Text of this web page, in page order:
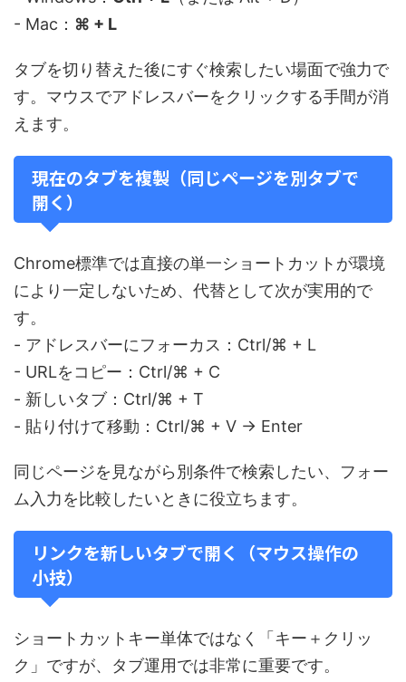
- Mac： ⌘ + L
タブを切り替えた後にすぐ検索したい場面で強力で
す。マウスでアドレスバーをクリックする手間が消
えます。
現在のタブを複製（同じページを別タブで
開く）
Chrome標準では直接の単一ショートカットが環境
により一定しないため、代替として次が実用的で
す。
- アドレスバーにフォーカス：Ctrl/⌘ + L
- URLをコピー：Ctrl/⌘ + C
- 新しいタブ：Ctrl/⌘ + T
- 貼り付けて移動：Ctrl/⌘ + V → Enter
同じページを見ながら別条件で検索したい、フォー
ム入力を比較したいときに役立ちます。
リンクを新しいタブで開く（マウス操作の
小技）
ショートカットキー単体ではなく「キー＋クリッ
ク」ですが、タブ運用では非常に重要です。